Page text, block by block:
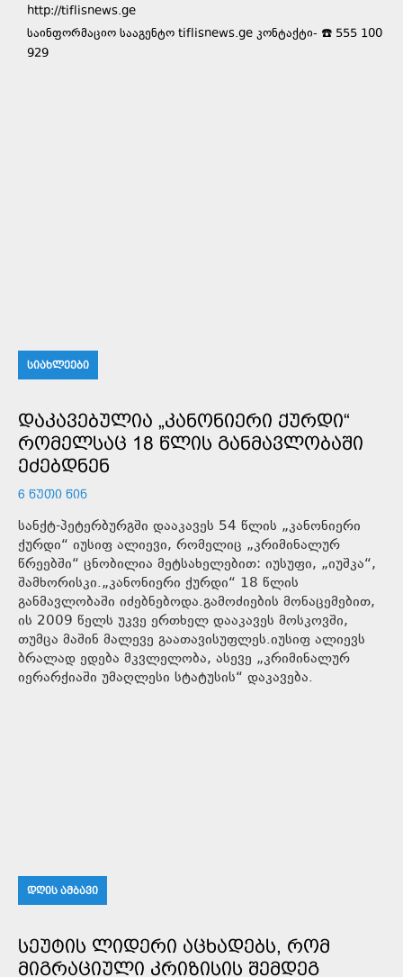
http://tiflisnews.ge
საინფორმაციო სააგენტო tiflisnews.ge კონტაქტი- ☎️ 555 100
929
ᲡᲘᲐᲮᲚᲔᲔᲑᲘ
ᲓᲐᲙᲐᲕᲔᲑᲣᲚᲘᲐ „ᲙᲐᲜᲝᲜᲘᲔᲠᲘ ᲥᲣᲠᲓᲘ“
ᲠᲝᲛᲔᲚᲡᲐᲪ 18 ᲬᲚᲘᲡ ᲒᲐᲜᲛᲐᲕᲚᲝᲑᲐᲨᲘ
ᲔᲫᲔᲑᲓᲜᲔᲜ
6 ᲬᲣᲗᲘ ᲬᲘᲜ
სანქტ-პეტერბურგში დააკავეს 54 წლის „კანონიერი
ქურდი“ იუსიფ ალიევი, რომელიც „კრიმინალურ
წრეებში“ ცნობილია მეტსახელებით: იუსუფი, „იუშკა“,
შამხორისკი.„კანონიერი ქურდი“ 18 წლის
განმავლობაში იძებნებოდა.გამოძიების მონაცემებით,
ის 2009 წელს უკვე ერთხელ დააკავეს მოსკოვში,
თუმცა მაშინ მალევე გაათავისუფლეს.იუსიფ ალიევს
ბრალად ედება მკვლელობა, ასევე „კრიმინალურ
იერარქიაში უმაღლესი სტატუსის“ დაკავება.
ᲓᲦᲘᲡ ᲐᲛᲑᲐᲕᲘ
ᲡᲔᲣᲢᲘᲡ ᲚᲘᲓᲔᲠᲘ ᲐᲪᲮᲐᲓᲔᲑᲡ, ᲠᲝᲛ
ᲛᲘᲒᲠᲐᲪᲘᲣᲚᲘ ᲙᲠᲘᲖᲘᲡᲘᲡ ᲨᲔᲛᲓᲔᲒ